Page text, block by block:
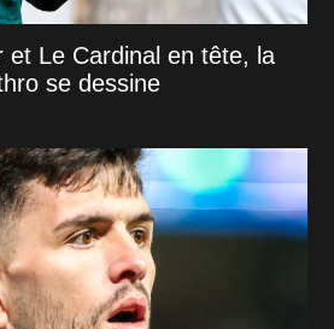
et Le Cardinal en tête, la
se dessine